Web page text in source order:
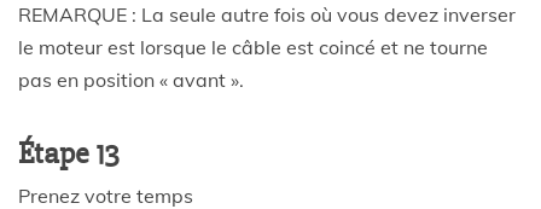
REMARQUE : La seule autre fois où vous devez inverser
le moteur est lorsque le câble est coincé et ne tourne
pas en position « avant ».
Étape 13
Prenez votre temps